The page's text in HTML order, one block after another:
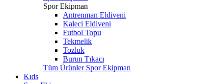
Spor Ekipman
Antrenman Eldiveni
Kaleci Eldiveni
Futbol Topu
Tekmelik
Tozluk
Burun Tıkacı
Tüm Ürünler Spor Ekipman
Kıds